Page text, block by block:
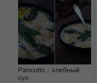
Pancotto - хлебный
суп